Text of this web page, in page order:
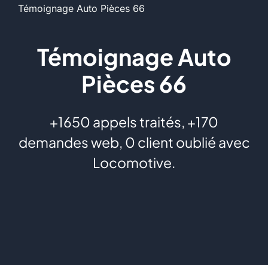
Témoignage Auto Pièces 66
Témoignage Auto
Pièces 66
+1650 appels traités, +170
demandes web, 0 client oublié avec
Locomotive.